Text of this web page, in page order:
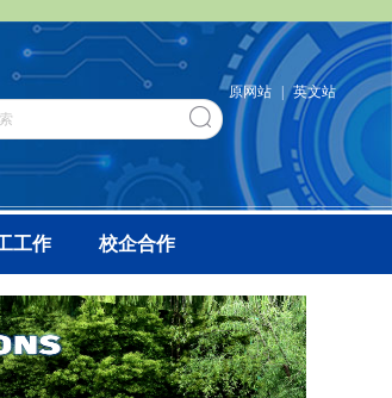
原网站 英文站
工作 校企合作